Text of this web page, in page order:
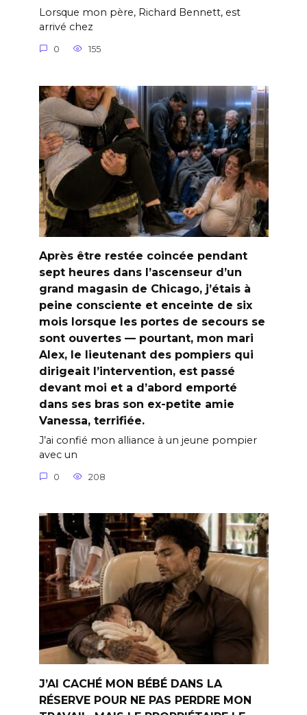
Lorsque mon père, Richard Bennett, est
arrivé chez
0 155
Après être restée coincée pendant
sept heures dans l’ascenseur d’un
grand magasin de Chicago, j’étais à
peine consciente et enceinte de six
mois lorsque les portes de secours se
sont ouvertes — pourtant, mon mari
Alex, le lieutenant des pompiers qui
dirigeait l’intervention, est passé
devant moi et a d’abord emporté
dans ses bras son ex-petite amie
Vanessa, terrifiée.
J’ai confié mon alliance à un jeune pompier
avec un
0 208
J’AI CACHÉ MON BÉBÉ DANS LA
RÉSERVE POUR NE PAS PERDRE MON